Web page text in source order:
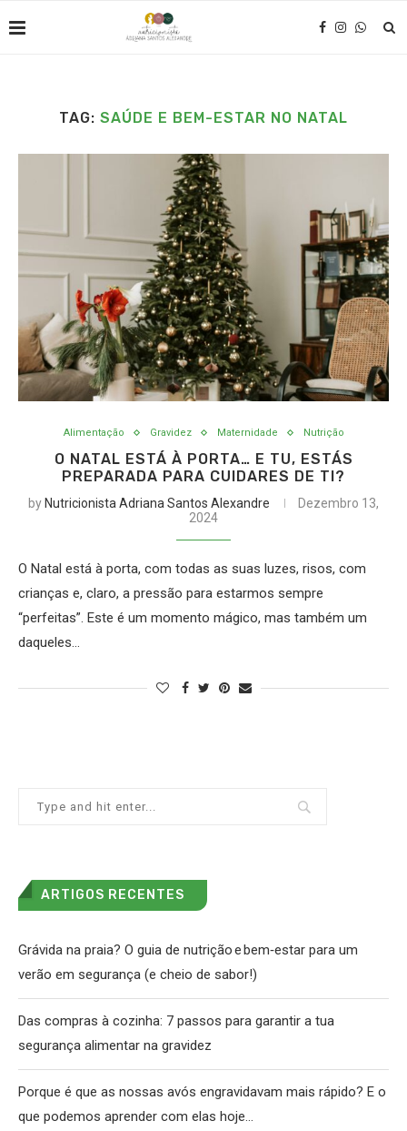
TAG: SAÚDE E BEM-ESTAR NO NATAL
Alimentação Gravidez Maternidade Nutrição
O NATAL ESTÁ À PORTA… E TU, ESTÁS
PREPARADA PARA CUIDARES DE TI?
by Nutricionista Adriana Santos Alexandre
Dezembro 13,
2024
O Natal está à porta, com todas as suas luzes, risos, com
crianças e, claro, a pressão para estarmos sempre
“perfeitas”. Este é um momento mágico, mas também um
daqueles…
ARTIGOS RECENTES
Grávida na praia? O guia de nutrição e bem‑estar para um
verão em segurança (e cheio de sabor!)
Das compras à cozinha: 7 passos para garantir a tua
segurança alimentar na gravidez
Porque é que as nossas avós engravidavam mais rápido? E o
que podemos aprender com elas hoje…